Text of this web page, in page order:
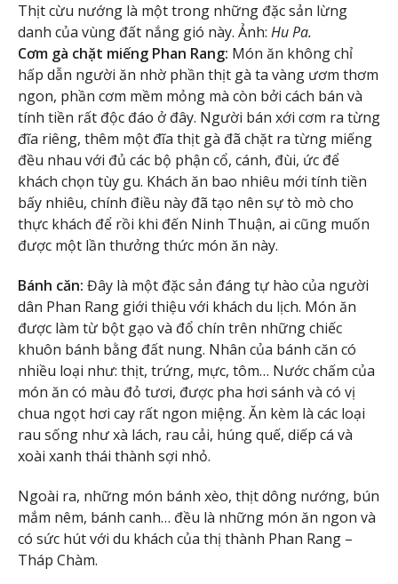
Thịt cừu nướng là một trong những đặc sản lừng
danh của vùng đất nắng gió này. Ảnh: Hu Pa.
Cơm gà chặt miếng Phan Rang: Món ăn không chỉ
hấp dẫn người ăn nhờ phần thịt gà ta vàng ươm thơm
ngon, phần cơm mềm mỏng mà còn bởi cách bán và
tính tiền rất độc đáo ở đây. Người bán xới cơm ra từng
đĩa riêng, thêm một đĩa thịt gà đã chặt ra từng miếng
đều nhau với đủ các bộ phận cổ, cánh, đùi, ức để
khách chọn tùy gu. Khách ăn bao nhiêu mới tính tiền
bấy nhiêu, chính điều này đã tạo nên sự tò mò cho
thực khách để rồi khi đến Ninh Thuận, ai cũng muốn
được một lần thưởng thức món ăn này.
Bánh căn: Đây là một đặc sản đáng tự hào của người
dân Phan Rang giới thiệu với khách du lịch. Món ăn
được làm từ bột gạo và đổ chín trên những chiếc
khuôn bánh bằng đất nung. Nhân của bánh căn có
nhiều loại như: thịt, trứng, mực, tôm… Nước chấm của
món ăn có màu đỏ tươi, được pha hơi sánh và có vị
chua ngọt hơi cay rất ngon miệng. Ăn kèm là các loại
rau sống như xà lách, rau cải, húng quế, diếp cá và
xoài xanh thái thành sợi nhỏ.
Ngoài ra, những món bánh xèo, thịt dông nướng, bún
mắm nêm, bánh canh… đều là những món ăn ngon và
có sức hút với du khách của thị thành Phan Rang –
Tháp Chàm.